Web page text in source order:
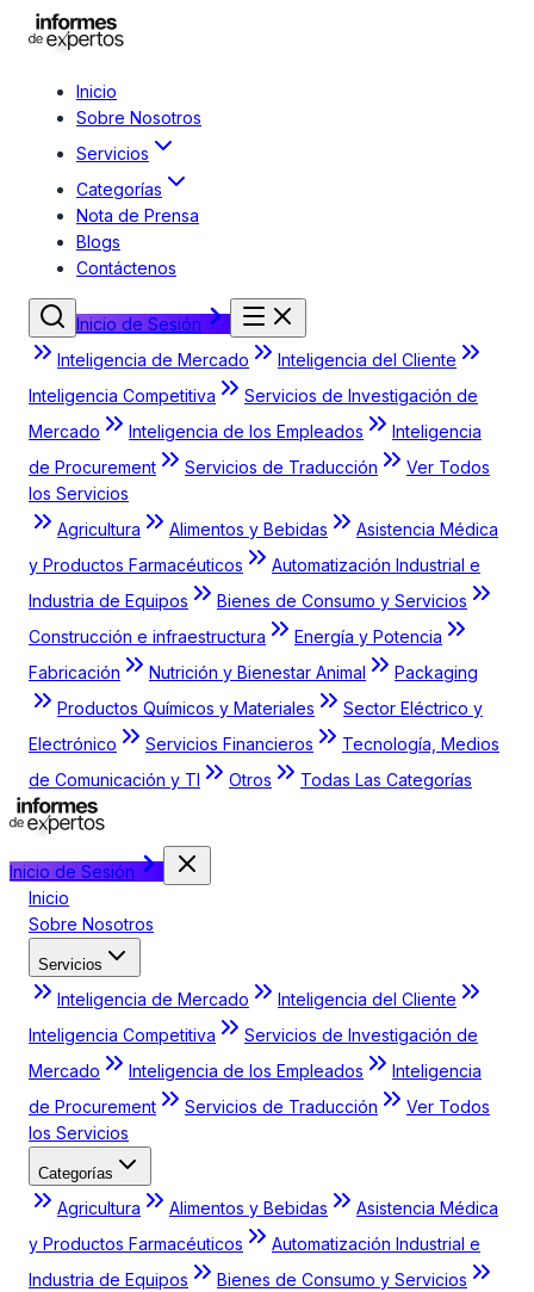
Inicio
Sobre Nosotros
Servicios
Categorías
Nota de Prensa
Blogs
Contáctenos
Inicio de Sesión
Inteligencia de Mercado
Inteligencia del Cliente
Inteligencia Competitiva
Servicios de Investigación de
Mercado
Inteligencia de los Empleados
Inteligencia
de Procurement
Servicios de Traducción
Ver Todos
los Servicios
Agricultura
Alimentos y Bebidas
Asistencia Médica
y Productos Farmacéuticos
Automatización Industrial e
Industria de Equipos
Bienes de Consumo y Servicios
Construcción e infraestructura
Energía y Potencia
Fabricación
Nutrición y Bienestar Animal
Packaging
Productos Químicos y Materiales
Sector Eléctrico y
Electrónico
Servicios Financieros
Tecnología, Medios
de Comunicación y TI
Otros Todas Las Categorías
Inicio de Sesión
Inicio
Sobre Nosotros
Servicios
Inteligencia de Mercado
Inteligencia del Cliente
Inteligencia Competitiva
Servicios de Investigación de
Mercado
Inteligencia de los Empleados
Inteligencia
de Procurement
Servicios de Traducción
Ver Todos
los Servicios
Categorías
Agricultura Alimentos y Bebidas
Asistencia Médica
y Productos Farmacéuticos
Automatización Industrial e
Industria de Equipos
Bienes de Consumo y Servicios